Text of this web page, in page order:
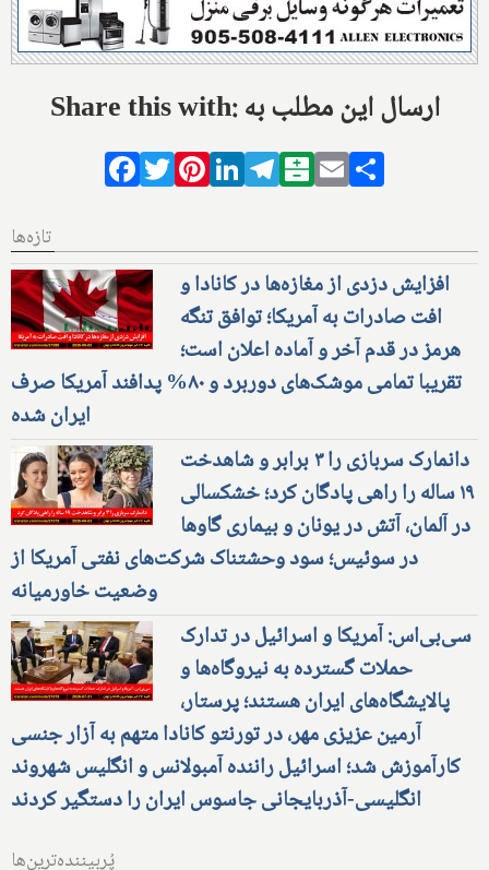
Share this with: ارسال این مطلب به
Facebook
TwitterPinterestLinkedIn
Telegram
Balatarin
Email
تازه‌ها
افزایش دزدی از مغازه‌ها در کانادا و
افت صادرات به آمریکا؛ توافق تنگه
هرمز در قدم آخر و آماده اعلان است؛
تقریبا تمامی موشک‌های دوربرد و ۸۰% پدافند آمریکا صرف
ایران شده
دانمارک سربازی را ۳ برابر و شاهدخت
۱۹ ساله را راهی پادگان کرد؛ خشکسالی
در آلمان، آتش در یونان و بیماری گاوها
در سوئیس؛ سود وحشتناک شرکت‌های نفتی آمریکا از
وضعیت خاورمیانه
سی‌بی‌اس: آمریکا و اسرائیل در تدارک
حملات گسترده به نیروگاه‌ها و
پالایشگاه‌های ایران هستند؛ پرستار،
آرمین عزیزی مهر، در تورنتو کانادا متهم به آزار جنسی
کارآموزش شد؛ اسرائیل راننده آمبولانس و انگلیس شهروند
انگلیسی-آذربایجانی جاسوس ایران را دستگیر کردند
پُربیننده‌ترین‌ها